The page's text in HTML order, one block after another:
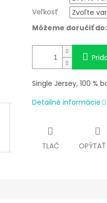
Veľkosť
Môžeme doručiť do:
Single Jersey, 100 %
Detailné informácie
TLAČ